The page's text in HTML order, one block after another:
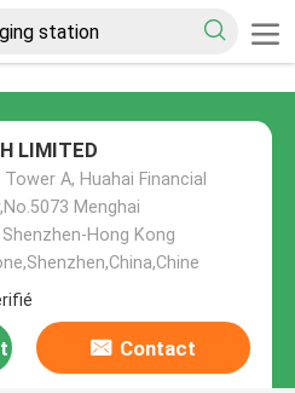
LIMITED
A, Huahai Financial
Menghai
Hong Kong
Contact